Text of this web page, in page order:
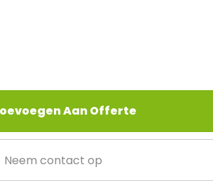
Aan Offerte
Neem contact op